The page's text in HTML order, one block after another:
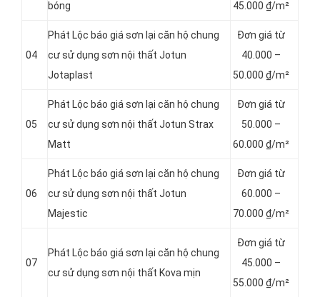
bóng 45.000 ₫/m²
04
Phát Lộc báo giá sơn lại căn hộ chung
cư sử dụng sơn nội thất Jotun
Jotaplast
Đơn giá từ
40.000 –
50.000 ₫/m²
05
Phát Lộc báo giá sơn lại căn hộ chung
cư sử dụng sơn nội thất Jotun Strax
Matt
Đơn giá từ
50.000 –
60.000 ₫/m²
06
Phát Lộc báo giá sơn lại căn hộ chung
cư sử dụng sơn nội thất Jotun
Majestic
Đơn giá từ
60.000 –
70.000 ₫/m²
07
Phát Lộc báo giá sơn lại căn hộ chung
cư sử dụng sơn nội thất Kova mịn
Đơn giá từ
45.000 –
55.000 ₫/m²